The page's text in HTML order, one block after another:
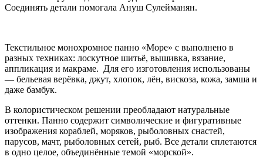
Соединять детали помогала Ануш Сулейманян.
Текстильное монохромное панно «Море» с выполнено в
разных техниках: лоскутное шитьё, вышивка, вязание,
аппликация и макраме. Для его изготовления использованы
— бельевая верёвка, джут, хлопок, лён, вискоза, кожа, замша и
даже бамбук.
В колористическом решении преобладают натуральные
оттенки. Панно содержит символические и фигуративные
изображения кораблей, моряков, рыболовных снастей,
парусов, мачт, рыболовных сетей, рыб. Все детали сплетаются
в одно целое, объединённые темой «морской».